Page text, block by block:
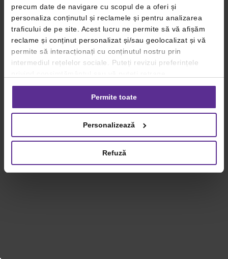
precum date de navigare cu scopul de a oferi și
personaliza conținutul și reclamele și pentru analizarea
traficului de pe site. Acest lucru ne permite să vă afișăm
reclame și conținut personalizat și/sau geolocalizat și vă
permite să interacționați cu conținutul nostru prin
intermediul rețelelor sociale. Puteți revizui preferințele
consimțământul oricând, făcând click pe linkul către
setările dvs. de cookie-uri.
privind utilizarea modulelor cookie.Detalii
Permite toate
Personalizează
Refuză